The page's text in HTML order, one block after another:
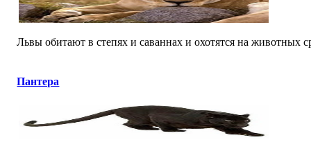
Львы обитают в степях и саваннах и охотятся на животных
Пантера